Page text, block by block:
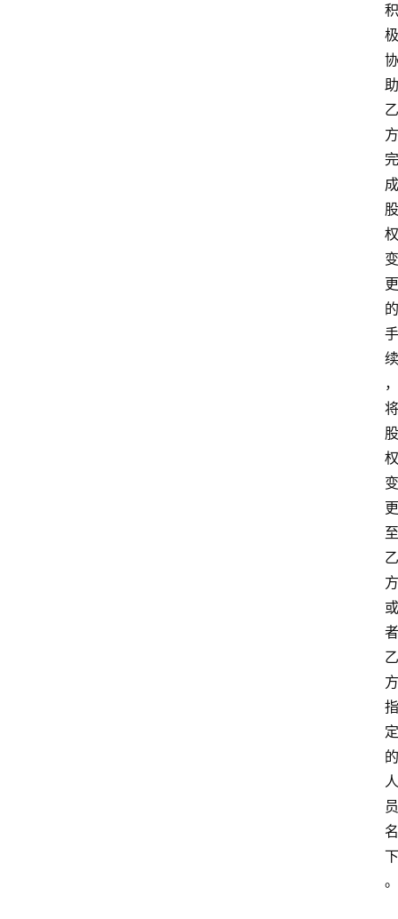
积
极
协
助
乙
方
完
成
股
权
变
更
的
手
续
，
将
股
权
变
更
至
乙
方
或
者
乙
方
指
定
的
人
员
名
下
。